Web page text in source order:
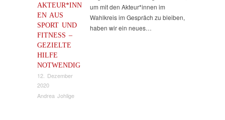
AKTEUR*INN
EN AUS
SPORT UND
FITNESS –
GEZIELTE
HILFE
NOTWENDIG
12. Dezember
2020
Andrea Johlige
um mit den Akteur*innen im
Wahlkreis im Gespräch zu bleiben,
haben wir ein neues…